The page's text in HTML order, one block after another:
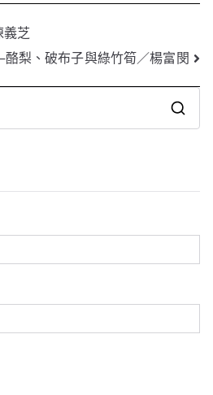
義芝
梨、破布子與綠竹筍／楊富閔
h
r